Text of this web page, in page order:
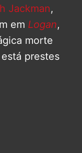
Jackman,
em Logan,
morte
prestes